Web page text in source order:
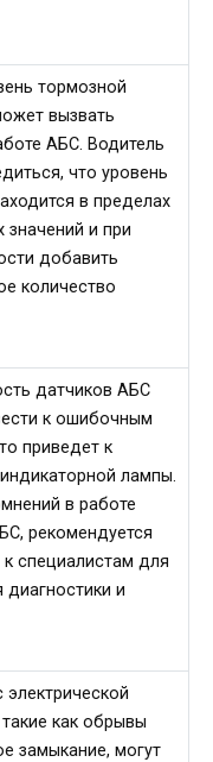
тормозной
вызвать
АБС. Водитель
что уровень
в пределах
значений и при
добавить
количество
датчиков АБС
к ошибочным
приведет к
лампы.
в работе
рекомендуется
к специалистам для
диагностики и
как обрывы
замыкание, могут